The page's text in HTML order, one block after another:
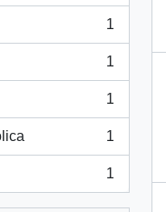
1
1
1
1
1